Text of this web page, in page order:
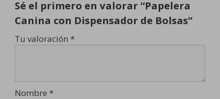
Sé el primero en valorar “Papelera
Canina con Dispensador de Bolsas”
Tu valoración *
Nombre *